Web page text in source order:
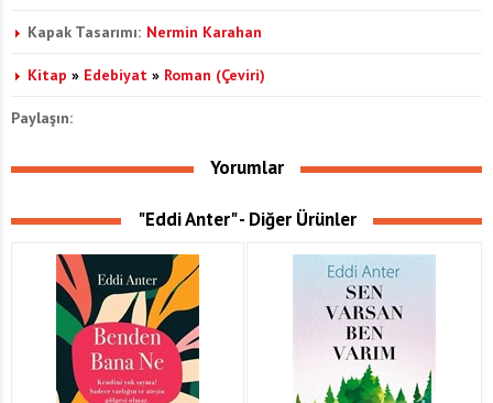
Kapak Tasarımı: Nermin Karahan
Kitap » Edebiyat » Roman (Çeviri)
Paylaşın:
Yorumlar
"Eddi Anter" - Diğer Ürünler